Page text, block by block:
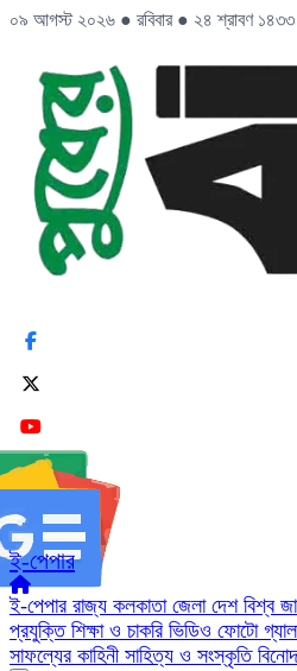
০৯ আগস্ট ২০২৬ ● রবিবার ● ২৪ শ্রাবণ ১৪৩৩
ই-পেপার
ই-পেপার রাজ্য কলকাতা জেলা দেশ বিশ্ব
প্রযুক্তি শিক্ষা ও চাকরি ভিডিও ফোটো
সাফল্যের কাহিনী সাহিত্য ও সংস্কৃতি